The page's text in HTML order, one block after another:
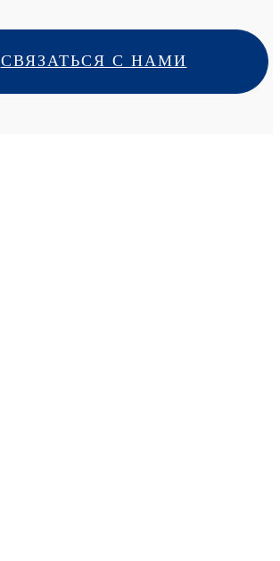
СВЯЗАТЬСЯ С НАМИ